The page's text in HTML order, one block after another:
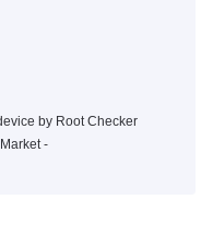
by Root Checker
-